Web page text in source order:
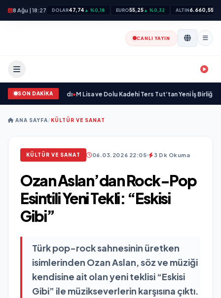
8 Ağu | 18:27 DOLAR47,74 ▲ %0,18 EURO55,25▲ %0,32 ALTIN6.660,55
CANLI YAYIN
SON DAKİKA
Kazandırdı M Lisa ve Dolu Kadehi Ters Tut’tan Yeni İş Birliği: “Vişne”
ANA SAYFA/KÜLTÜR VE SANAT
KÜLTÜR VE SANAT 06.03.2026 22:05 3 Dk Okuma
Ozan Aslan’dan Rock-Pop
Esintili Yeni Tekli: “Eskisi
Gibi”
Türk pop-rock sahnesinin üretken
isimlerinden Ozan Aslan, söz ve müziği
kendisine ait olan yeni teklisi “Eskisi
Gibi” ile müzikseverlerin karşısına çıktı.